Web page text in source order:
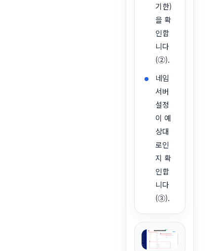
기한)
을 확
인합
니다
(②).
네임
서버
설정
이 예
상대
로인
지 확
인합
니다
(③).